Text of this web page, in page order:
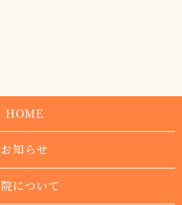
HOME
お知らせ
について